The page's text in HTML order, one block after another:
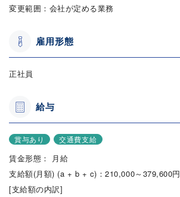
変更範囲：会社が定める業務
雇用形態
正社員
給与
賞与あり 交通費支給
賃金形態： 月給
支給額(月額) (a + b + c)：210,000～379,600円
[支給額の内訳]